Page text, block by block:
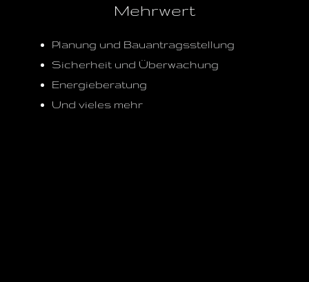
Mehrwert
Planung und Bauantragsstellung
Sicherheit und Überwachung
Energieberatung
Und vieles mehr